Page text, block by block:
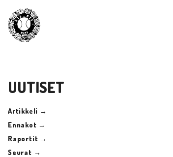
UUTISET
Artikkeli →
Ennakot →
Raportit →
Seurat →